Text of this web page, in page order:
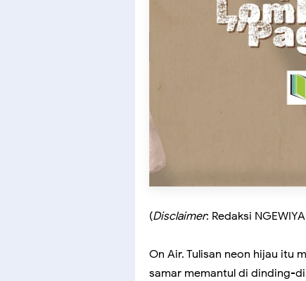
(Disclaimer: Redaksi
On Air. Tulisan neon hijau itu
samar memantul di dinding-